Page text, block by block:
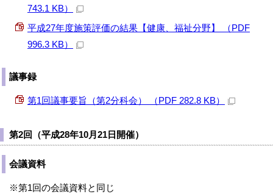
743.1 KB）
平成27年度施策評価の結果【健康、福祉分野】 （PDF
996.3 KB）
議事録
第1回議事要旨（第2分科会） （PDF 282.8 KB）
第2回（平成28年10月21日開催）
会議資料
※第1回の会議資料と同じ